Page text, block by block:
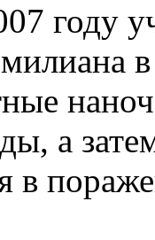
году
а
в